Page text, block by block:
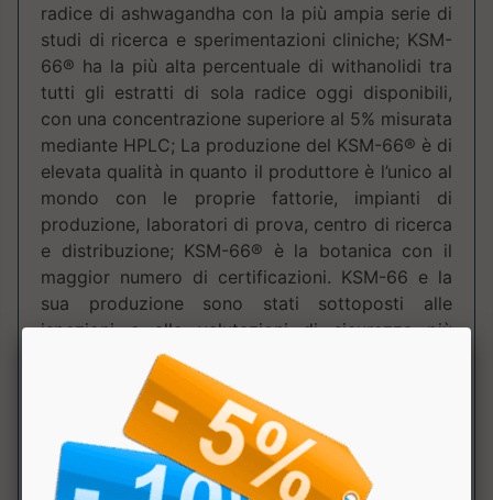
radice di ashwagandha con la più ampia serie di
studi di ricerca e sperimentazioni cliniche; KSM-
66® ha la più alta percentuale di withanolidi tra
tutti gli estratti di sola radice oggi disponibili,
con una concentrazione superiore al 5% misurata
mediante HPLC; La produzione del KSM-66® è di
elevata qualità in quanto il produttore è l’unico al
mondo con le proprie fattorie, impianti di
produzione, laboratori di prova, centro di ricerca
e distribuzione; KSM-66® è la botanica con il
maggior numero di certificazioni. KSM-66 e la
sua produzione sono stati sottoposti alle
ispezioni e alle valutazioni di sicurezza più
approfondite nel nostro settore per le etichette
GMP (USP, NSF, NPA-UL, WHO), 100% USDA
biologico, Non OGM (Progetto non OGM
verificato ), Senza glutine (di GFCO), Senza
farmaci BSCG, Kosher, Halal, HACCP e molti altri;
KSM-66® ha un gusto neutro e non è amaro